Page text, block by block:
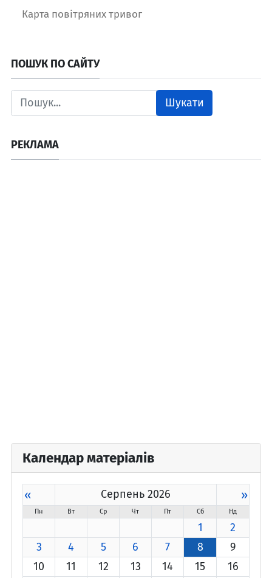
Карта повітряних тривог
ПОШУК ПО САЙТУ
Шукати
РЕКЛАМА
Календар матеріалів
« Серпень 2026 »
Пн Вт Ср Чт Пт Сб Нд
1
2
3
4 5 6 7 8
9
10
11 12 13 14 15
16